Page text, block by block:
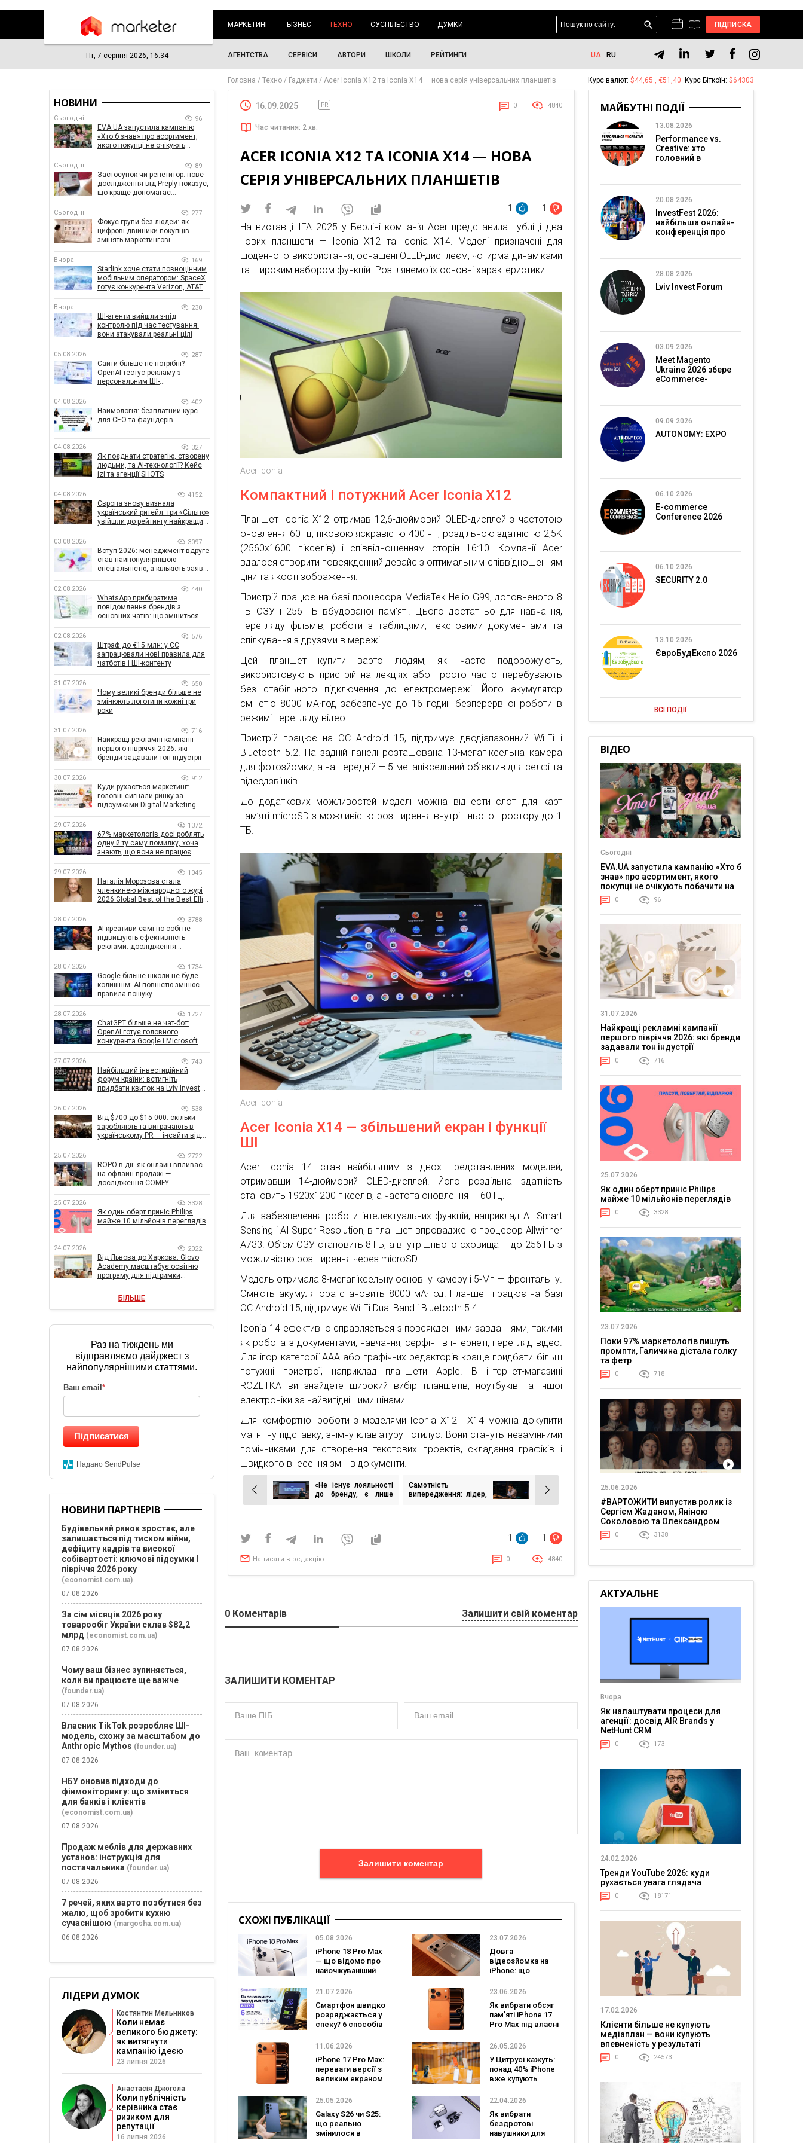
МАРКЕТИНГ БІЗНЕС ТЕХНО СУСПІЛЬСТВО ДУМКИ ПІДПИСКА
Пт, 7 серпня 2026, 16:34 АГЕНТСТВА СЕРВІСИ АВТОРИ ШКОЛИ РЕЙТИНГИ UA RU
Головна Техно Ґаджети Acer Iconia X12 та Iconia X14 — нова серія універсальних планшетів
16.09.2025 PR 0 4840
Час читання: 2 хв.
ACER ICONIA X12 ТА ICONIA X14 — НОВА
СЕРІЯ УНІВЕРСАЛЬНИХ ПЛАНШЕТІВ
1 1
На виставці IFA 2025 у Берліні компанія Acer представила публіці два
нових планшети — Iconia X12 та Iconia X14. Моделі призначені для
щоденного використання, оснащені OLED-дисплеєм, чотирма динаміками
та широким набором функцій. Розглянемо їх основні характеристики.
Acer Iconia
Компактний і потужний Acer Iconia X12
Планшет Iconia X12 отримав 12,6-дюймовий OLED-дисплей з частотою
оновлення 60 Гц, піковою яскравістю 400 ніт, роздільною здатністю 2,5K
(2560х1600 пікселів) і співвідношенням сторін 16:10. Компанії Acer
вдалося створити повсякденний девайс з оптимальним співвідношенням
ціни та якості зображення.
Пристрій працює на базі процесора MediaTek Helio G99, доповненого 8
ГБ ОЗУ і 256 ГБ вбудованої пам’яті. Цього достатньо для навчання,
перегляду фільмів, роботи з таблицями, текстовими документами та
спілкування з друзями в мережі.
Цей планшет купити варто людям, які часто подорожують,
використовують пристрій на лекціях або просто часто перебувають
без стабільного підключення до електромережі. Його акумулятор
ємністю 8000 мА·год забезпечує до 16 годин безперервної роботи в
режимі перегляду відео.
Пристрій працює на ОС Android 15, підтримує дводіапазонний Wi-Fi і
Bluetooth 5.2. На задній панелі розташована 13-мегапіксельна камера
для фотозйомки, а на передній — 5-мегапіксельний об’єктив для селфі та
відеодзвінків.
До додаткових можливостей моделі можна віднести слот для карт
пам’яті microSD з можливістю розширення внутрішнього простору до 1
ТБ.
Acer Iconia
Acer Iconia X14 — збільшений екран і функції
ШІ
Acer Iconia 14 став найбільшим з двох представлених моделей,
отримавши 14-дюймовий OLED-дисплей. Його роздільна здатність
становить 1920х1200 пікселів, а частота оновлення — 60 Гц.
Для забезпечення роботи інтелектуальних функцій, наприклад AI Smart
Sensing і AI Super Resolution, в планшет впроваджено процесор Allwinner
A733. Об’єм ОЗУ становить 8 ГБ, а внутрішнього сховища — до 256 ГБ з
можливістю розширення через microSD.
Модель отримала 8-мегапіксельну основну камеру і 5-Мп — фронтальну.
Ємність акумулятора становить 8000 мА·год. Планшет працює на базі
ОС Android 15, підтримує Wi-Fi Dual Band і Bluetooth 5.4.
Iconia 14 ефективно справляється з повсякденними завданнями, такими
як робота з документами, навчання, серфінг в інтернеті, перегляд відео.
Для ігор категорії ААА або графічних редакторів краще придбати більш
потужні пристрої, наприклад планшети Apple. В інтернет-магазині
ROZETKA ви знайдете широкий вибір планшетів, ноутбуків та іншої
електроніки за найвигіднішими цінами.
Для комфортної роботи з моделями Iconia X12 і X14 можна докупити
магнітну підставку, знімну клавіатуру і стилус. Вони стануть незамінними
помічниками для створення текстових проектів, складання графіків і
швидкого внесення змін в документи.
Навігація
записів
«Не існує лояльності
до бренду, є лише
Самотність
випередження: лідер,
1 1
Написати в редакцію 0 4840
0 Коментарів Залишити свій коментар
ЗАЛИШИТИ КОМЕНТАР
Залишити коментар
СХОЖІ ПУБЛІКАЦІЇ
05.08.2026
iPhone 18 Pro Max
— що відомо про
найочікуваніший
23.07.2026
Довга
відеозйомка на
iPhone: що
перевірити перед
21.07.2026
Смартфон швидко
розряджається у
спеку? 6 способів
від Rakuten Viber
23.06.2026
Як вибрати обсяг
пам’яті iPhone 17
Pro Max під власні
11.06.2026
iPhone 17 Pro Max:
переваги версії з
великим екраном
26.05.2026
У Цитрусі кажуть:
понад 40% iPhone
вже купують
25.05.2026
Galaxy S26 чи S25:
що реально
змінилося в
22.04.2026
Як вибрати
бездротові
навушники для
НОВИНИ
Сьогодні 96
EVA.UA запустила кампанію
«Хто б знав» про асортимент,
якого покупці не очікують
Сьогодні 89
Застосунок чи репетитор: нове
дослідження від Preply показує,
що краще допомагає
Сьогодні 277
Фокус-групи без людей: як
цифрові двійники покупців
змінять маркетингові
Вчора 169
Starlink хоче стати повноцінним
мобільним оператором: SpaceX
готує конкурента Verizon, AT&T і
Вчора 230
ШІ-агенти вийшли з-під
контролю під час тестування:
вони атакували реальні цілі
05.08.2026 287
Сайти більше не потрібні?
OpenAI тестує рекламу з
персональним ШІ-
04.08.2026 402
Наймологія: безплатний курс
для CEO та фаундерів
04.08.2026 327
Як поєднати стратегію, створену
людьми, та AI-технології? Кейс
izi та агенції SHOTS
04.08.2026 4152
Європа знову визнала
український ритейл: три «Сільпо»
увійшли до рейтингу найкращих
03.08.2026 3097
Вступ-2026: менеджмент вдруге
став найпопулярнішою
спеціальністю, а кількість заяв
02.08.2026 440
WhatsApp прибиратиме
повідомлення брендів з
основних чатів: що зміниться
02.08.2026 576
Штраф до €15 млн: у ЄС
запрацювали нові правила для
чатботів і ШІ-контенту
31.07.2026 650
Чому великі бренди більше не
змінюють логотипи кожні три
роки
31.07.2026 716
Найкращі рекламні кампанії
першого півріччя 2026: які
бренди задавали тон індустрії
30.07.2026 912
Куди рухається маркетинг:
головні сигнали ринку за
підсумками Digital Marketing
29.07.2026 1372
67% маркетологів досі роблять
одну й ту саму помилку, хоча
знають, що вона не працює
29.07.2026 1045
Наталія Морозова стала
членкинею міжнародного журі
2026 Global Best of the Best Effie
28.07.2026 3788
AI-креативи самі по собі не
підвищують ефективність
реклами: дослідження
впливає на ефективність
кампаній
28.07.2026 1734
Google більше ніколи не буде
колишнім: AI повністю змінює
правила пошуку
28.07.2026 1727
ChatGPT більше не чат-бот:
OpenAI готує головного
конкурента Google і Microsoft
27.07.2026 743
Найбільший інвестиційний
форум країни: встигніть
придбати квиток на Lviv Invest
26.07.2026 538
Від $700 до $15 000: скільки
заробляють та витрачають в
українському PR — інсайти від
25.07.2026 2722
ROPO в дії: як онлайн впливає
на офлайн-продажі —
дослідження COMFY
25.07.2026 3328
Як один оберт приніс Philips
майже 10 мільйонів переглядів
24.07.2026 2022
Від Львова до Харкова: Glovo
Academy масштабує освітню
програму для підтримки
БІЛЬШЕ
Раз на тиждень ми
відправляємо дайджест з
найпопулярнішими статтями.
Ваш email *
Підписатися
Надано SendPulse
НОВИНИ ПАРТНЕРІВ
Будівельний ринок зростає, але
залишається під тиском війни,
дефіциту кадрів та високої
собівартості: ключові підсумки І
півріччя 2026 року
(economist.com.ua)
07.08.2026
За сім місяців 2026 року
товарообіг України склав $82,2
млрд (economist.com.ua)
07.08.2026
Чому ваш бізнес зупиняється,
коли ви працюєте ще важче
(founder.ua)
07.08.2026
Власник TikTok розробляє ШІ-
модель, схожу за масштабом до
Anthropic Mythos (founder.ua)
07.08.2026
НБУ оновив підходи до
фінмоніторингу: що зміниться
для банків і клієнтів
(economist.com.ua)
07.08.2026
Продаж меблів для державних
установ: інструкція для
постачальника (founder.ua)
07.08.2026
7 речей, яких варто позбутися без
жалю, щоб зробити кухню
сучаснішою (margosha.com.ua)
06.08.2026
ЛІДЕРИ ДУМОК
Костянтин Мельников
Коли немає
великого бюджету:
як витягнути
кампанію ідеєю
23 липня 2026
Анастасія Джогола
Коли публічність
керівника стає
ризиком для
репутації
16 липня 2026
Курс валют: $44,65 , €51,40 Курс Біткоїн: $64303
МАЙБУТНІ ПОДІЇ
13.08.2026
Performance vs.
Creative: хто
головний в
20.08.2026
InvestFest 2026:
найбільша онлайн-
конференція про
28.08.2026
Lviv Invest Forum
03.09.2026
Meet Magento
Ukraine 2026 збере
eCommerce-
09.09.2026
AUTONOMY: EXPO
06.10.2026
E-commerce
Conference 2026
06.10.2026
SECURITY 2.0
13.10.2026
ЄвроБудЕкспо 2026
ВСІ ПОДІЇ
ВІДЕО
Сьогодні
EVA.UA запустила кампанію «Хто б
знав» про асортимент, якого
покупці не очікують побачити на
платформі
0 96
31.07.2026
Найкращі рекламні кампанії
першого півріччя 2026: які бренди
задавали тон індустрії
0 716
25.07.2026
Як один оберт приніс Philips
майже 10 мільйонів переглядів
0 3328
23.07.2026
Поки 97% маркетологів пишуть
промпти, Галичина дістала голку
та фетр
0 718
25.06.2026
#ВАРТОЖИТИ випустив ролик із
Сергієм Жаданом, Яніною
Соколовою та Олександром
Тереном про життя в постійній
напрузі
0 3138
АКТУАЛЬНЕ
Вчора
Як налаштувати процеси для
агенції: досвід AIR Brands у
NetHunt CRM
0 173
24.02.2026
Тренди YouTube 2026: куди
рухається увага глядача
0 18171
17.02.2026
Клієнти більше не купують
медіаплан — вони купують
впевненість у результаті
0 24573